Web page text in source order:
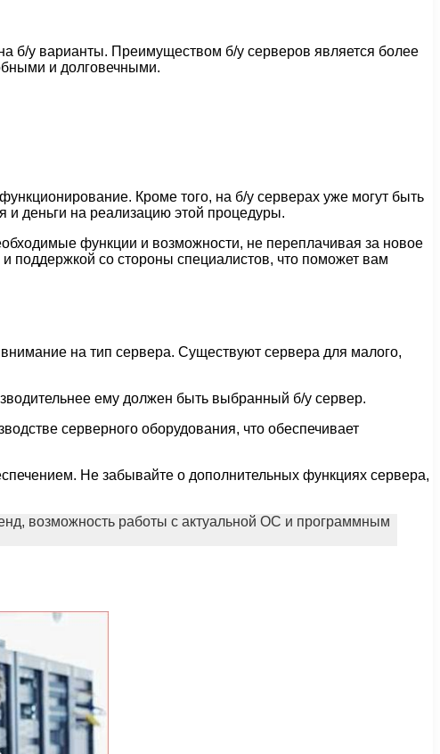
б/у варианты. Преимуществом б/у серверов является более
и долговечными.
Кроме того, на б/у серверах уже могут быть
и деньги на реализацию этой процедуры.
функции и возможности, не переплачивая за новое
поддержкой со стороны специалистов, что поможет вам
на тип сервера. Существуют сервера для малого,
ему должен быть выбранный б/у сервер.
серверного оборудования, что обеспечивает
Не забывайте о дополнительных функциях сервера,
возможность работы с актуальной ОС и программным